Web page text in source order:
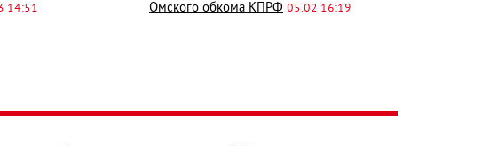
14:51
Омского обкома КПРФ 05.02 16:19